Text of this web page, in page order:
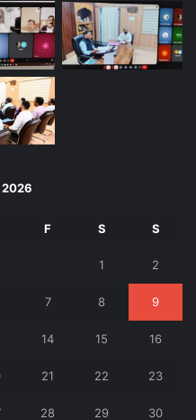
F S S
1 2
7 8 9
14 15 16
21 22 23
28 29 30